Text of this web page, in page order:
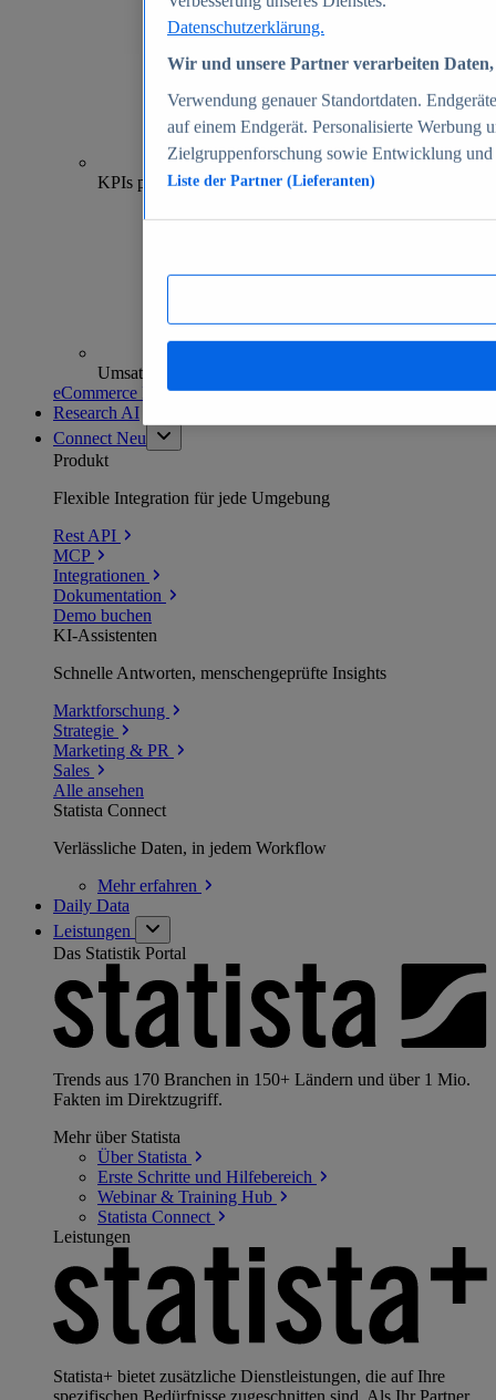
70+
KPIs pro Shop
Umsatzanalysen und -prognosen
eCommerce Insights entdecken
Research AI
Connect Neu
Produkt
Flexible Integration für jede Umgebung
Rest API
MCP
Integrationen
Dokumentation
Demo buchen
KI-Assistenten
Schnelle Antworten, menschengeprüfte Insights
Marktforschung
Strategie
Marketing & PR
Sales
Alle ansehen
Statista Connect
Verlässliche Daten, in jedem Workflow
Mehrerfahren
Daily Data
Leistungen
Das Statistik Portal
Trends aus 170 Branchen in 150+ Ländern und über 1 Mio.
Fakten im Direktzugriff.
Mehr über Statista
Über Statista
Erste Schritte und Hilfebereich
Webinar & Training Hub
Statista Connect
Leistungen
Statista+ bietet zusätzliche Dienstleistungen, die auf Ihre
spezifischen Bedürfnisse zugeschnitten sind. Als Ihr Partner
Datenschutzerklärung.
Wir und unsere Partner verarbeiten
Verwendung genauer Standortdaten.
auf einem Endgerät. Personalisierte Werbung
Zielgruppenforschung sowie Entwicklung
Liste der Partner (Lieferanten)